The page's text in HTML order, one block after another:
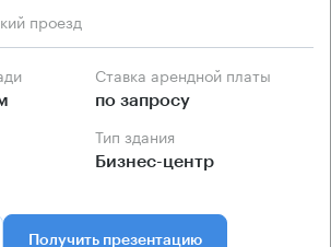
проезд
Ставка арендной платы
по запросу
Тип здания
Бизнес-центр
Получить презентацию